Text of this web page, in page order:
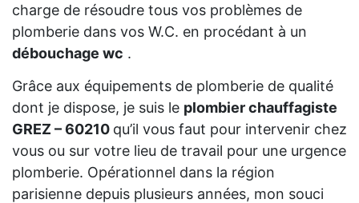
charge de résoudre tous vos problèmes de
plomberie dans vos W.C. en procédant à un
débouchage wc .
Grâce aux équipements de plomberie de qualité
dont je dispose, je suis le plombier chauffagiste
GREZ – 60210 qu’il vous faut pour intervenir chez
vous ou sur votre lieu de travail pour une urgence
plomberie. Opérationnel dans la région
parisienne depuis plusieurs années, mon souci